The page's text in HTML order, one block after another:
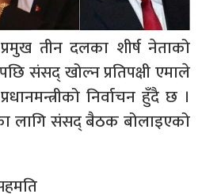
प्रमुख तीन दलका शीर्ष नेताको
संसद् खोल्न प्रतिपक्षी एमाले
निर्वाचन हुँदै छ ।
लागि संसद् बैठक बोलाइएको